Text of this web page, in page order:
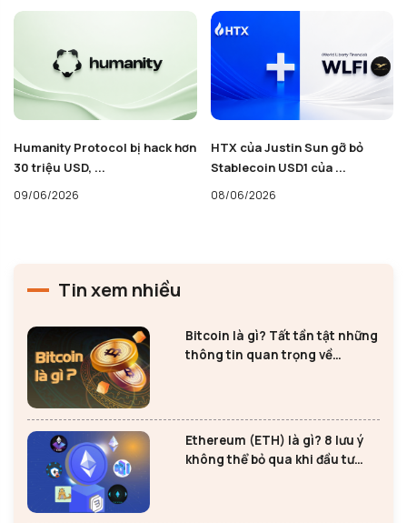
Humanity Protocol bị hack hơn
30 triệu USD, ...
09/06/2026
HTX của Justin Sun gỡ bỏ
Stablecoin USD1 của ...
08/06/2026
Tin xem nhiều
Bitcoin là gì? Tất tần tật những
thông tin quan trọng về
Ethereum (ETH) là gì? 8 lưu ý
không thể bỏ qua khi đầu tư